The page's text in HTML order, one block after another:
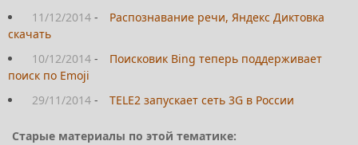
11/12/2014 -
Распознавание речи, Яндекс Диктовка
скачать
10/12/2014 -
Поисковик Bing теперь поддерживает
поиск по Emoji
29/11/2014 - TELE2 запускает сеть 3G в России
Старые материалы по этой тематике: